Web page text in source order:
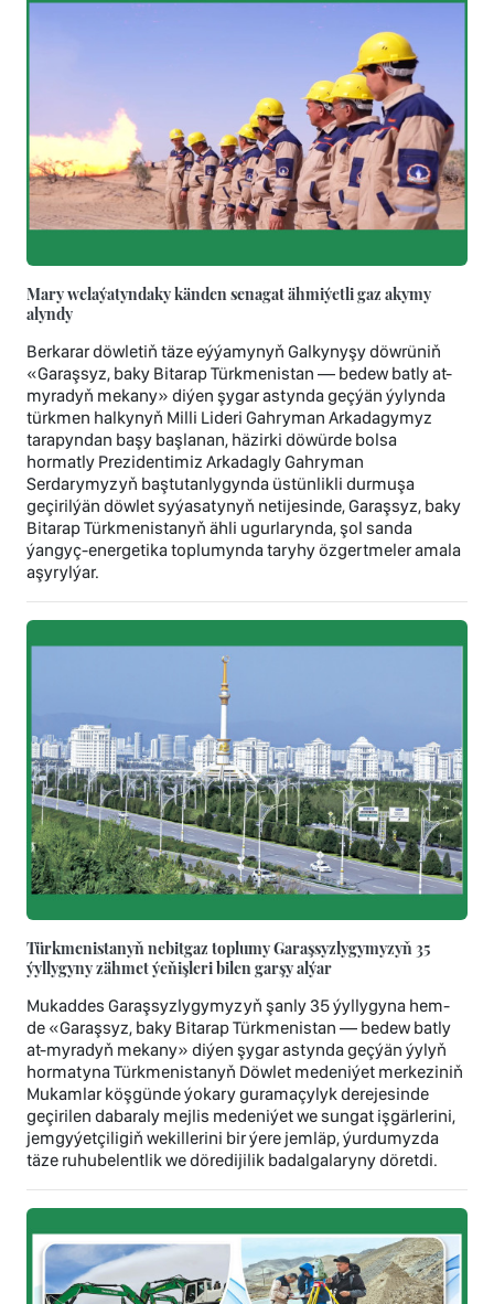
Mary welaýatyndaky känden senagat ähmiýetli gaz akymy
alyndy
Berkarar döwletiň täze eýýamynyň Galkynyşy döwrüniň
«Garaşsyz, baky Bitarap Türkmenistan — bedew batly at-
myradyň mekany» diýen şygar astynda geçýän ýylynda
türkmen halkynyň Milli Lideri Gahryman Arkadagymyz
tarapyndan başy başlanan, häzirki döwürde bolsa
hormatly Prezidentimiz Arkadagly Gahryman
Serdarymyzyň baştutanlygynda üstünlikli durmuşa
geçirilýän döwlet syýasatynyň netijesinde, Garaşsyz, baky
Bitarap Türkmenistanyň ähli ugurlarynda, şol sanda
ýangyç-energetika toplumynda taryhy özgertmeler amala
aşyrylýar.
Türkmenistanyň nebitgaz toplumy Garaşsyzlygymyzyň 35
ýyllygyny zähmet ýeňişleri bilen garşy alýar
Mukaddes Garaşsyzlygymyzyň şanly 35 ýyllygyna hem-
de «Garaşsyz, baky Bitarap Türkmenistan — bedew batly
at-myradyň mekany» diýen şygar astynda geçýän ýylyň
hormatyna Türkmenistanyň Döwlet medeniýet merkeziniň
Mukamlar köşgünde ýokary guramaçylyk derejesinde
geçirilen dabaraly mejlis medeniýet we sungat işgärlerini,
jemgyýetçiligiň wekillerini bir ýere jemläp, ýurdumyzda
täze ruhubelentlik we döredijilik badalgalaryny döretdi.